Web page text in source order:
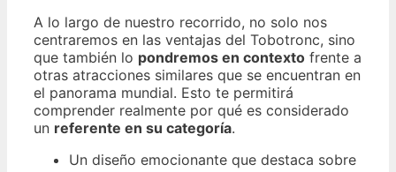
A lo largo de nuestro recorrido, no solo nos
centraremos en las ventajas del Tobotronc, sino
que también lo pondremos en contexto frente a
otras atracciones similares que se encuentran en
el panorama mundial. Esto te permitirá
comprender realmente por qué es considerado
un referente en su categoría.
Un diseño emocionante que destaca sobre